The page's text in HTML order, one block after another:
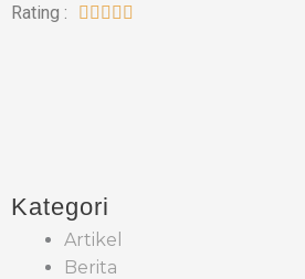
Rating :     
Kategori
Artikel
Berita